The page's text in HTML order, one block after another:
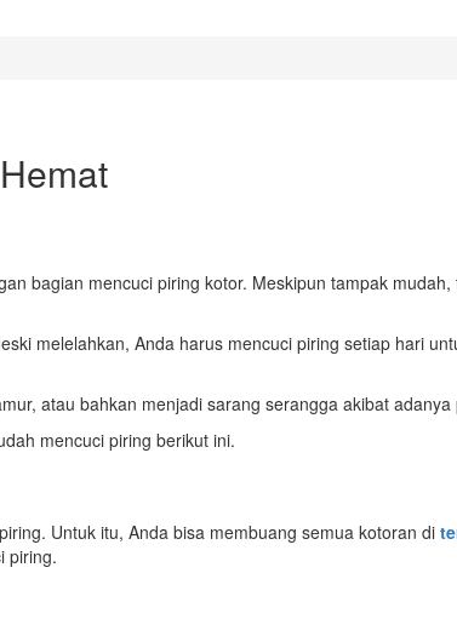
bagian mencuci piring kotor. Meskipun tampak
melelahkan, Anda harus mencuci piring setiap hari
atau bahkan menjadi sarang serangga akibat
mencuci piring berikut ini.
Untuk itu, Anda bisa membuang semua kotoran di
piring.